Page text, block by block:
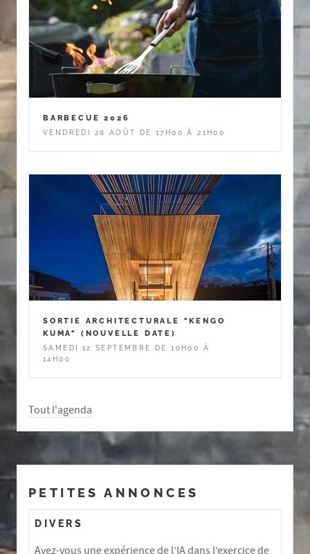
BARBECUE 2026
VENDREDI 28 AOÛT DE 17H00 À 21H00
SORTIE ARCHITECTURALE "KENGO
KUMA" (NOUVELLE DATE)
SAMEDI 12 SEPTEMBRE DE 10H00 À
14H00
Tout l'agenda
PETITES ANNONCES
DIVERS
Avez-vous une expérience de l’IA dans l’exercice de